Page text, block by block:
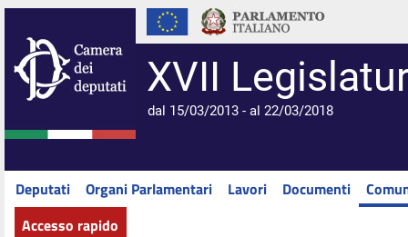
XVII
dal 15/03/2013 - al 22/03/2018
Deputati Organi Parlamentari Lavori Documenti
Accesso rapido